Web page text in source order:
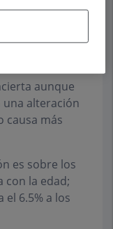
de
cuerpos
aunque
una alteración
causa más
es sobre los
con la edad;
el 6.5% a los